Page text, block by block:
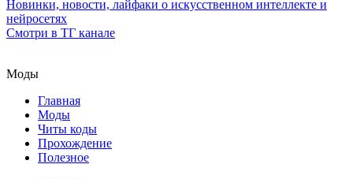
Новинки, новости, лайфаки о искусственном интеллекте и
нейросетях
Смотри в ТГ канале
Моды
Главная
Моды
Читы коды
Прохождение
Полезное